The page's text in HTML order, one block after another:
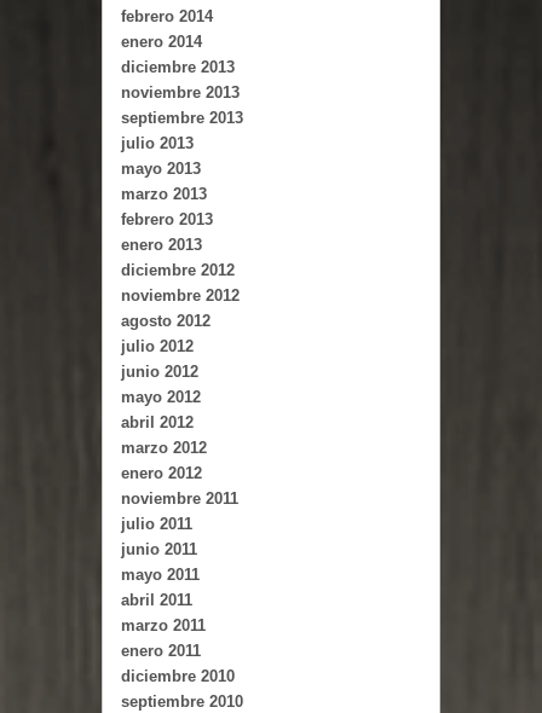
febrero 2014
enero 2014
diciembre 2013
noviembre 2013
septiembre 2013
julio 2013
mayo 2013
marzo 2013
febrero 2013
enero 2013
diciembre 2012
noviembre 2012
agosto 2012
julio 2012
junio 2012
mayo 2012
abril 2012
marzo 2012
enero 2012
noviembre 2011
julio 2011
junio 2011
mayo 2011
abril 2011
marzo 2011
enero 2011
diciembre 2010
septiembre 2010